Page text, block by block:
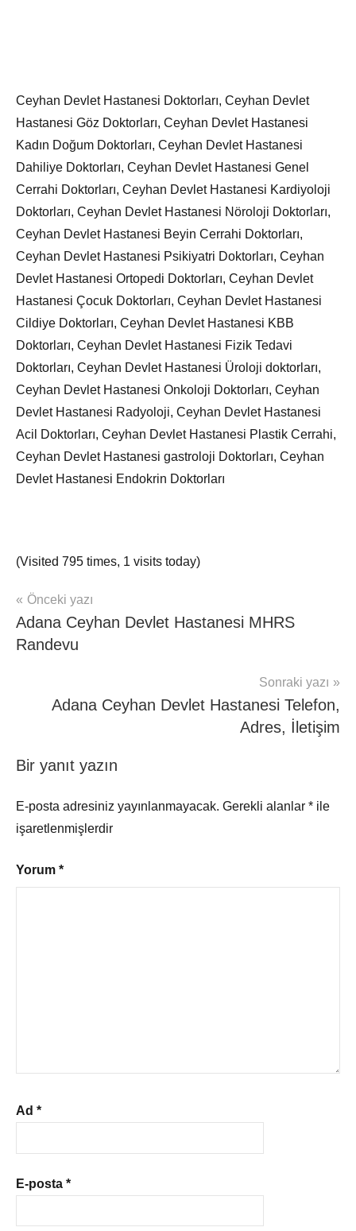
Ceyhan Devlet Hastanesi Doktorları, Ceyhan Devlet
Hastanesi Göz Doktorları, Ceyhan Devlet Hastanesi
Kadın Doğum Doktorları, Ceyhan Devlet Hastanesi
Dahiliye Doktorları, Ceyhan Devlet Hastanesi Genel
Cerrahi Doktorları, Ceyhan Devlet Hastanesi Kardiyoloji
Doktorları, Ceyhan Devlet Hastanesi Nöroloji Doktorları,
Ceyhan Devlet Hastanesi Beyin Cerrahi Doktorları,
Ceyhan Devlet Hastanesi Psikiyatri Doktorları, Ceyhan
Devlet Hastanesi Ortopedi Doktorları, Ceyhan Devlet
Hastanesi Çocuk Doktorları, Ceyhan Devlet Hastanesi
Cildiye Doktorları, Ceyhan Devlet Hastanesi KBB
Doktorları, Ceyhan Devlet Hastanesi Fizik Tedavi
Doktorları, Ceyhan Devlet Hastanesi Üroloji doktorları,
Ceyhan Devlet Hastanesi Onkoloji Doktorları, Ceyhan
Devlet Hastanesi Radyoloji, Ceyhan Devlet Hastanesi
Acil Doktorları, Ceyhan Devlet Hastanesi Plastik Cerrahi,
Ceyhan Devlet Hastanesi gastroloji Doktorları, Ceyhan
Devlet Hastanesi Endokrin Doktorları
(Visited 795 times, 1 visits today)
Hasta
Haber
Adana
Yazı
gezinmesi
Önceki yazı
Adana Ceyhan Devlet Hastanesi MHRS
Randevu
Sonraki yazı
Adana Ceyhan Devlet Hastanesi Telefon,
Adres, İletişim
Bir yanıt yazın
E-posta adresiniz yayınlanmayacak. Gerekli alanlar * ile
işaretlenmişlerdir
Yorum *
Ad *
E-posta *